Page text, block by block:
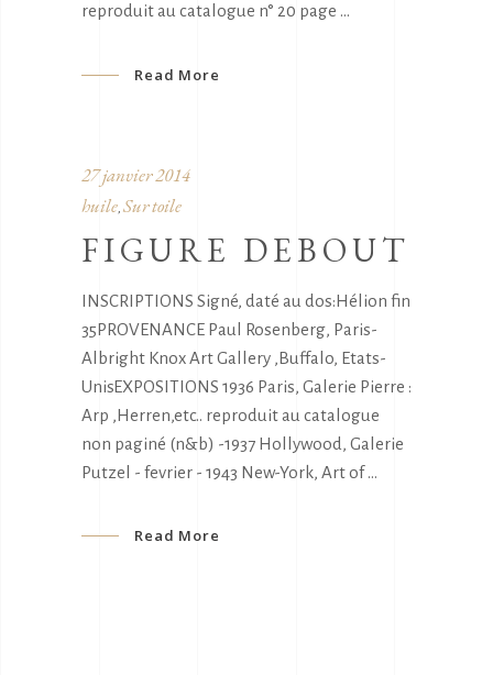
reproduit au catalogue n° 20 page
Read More
27 janvier 2014
huile Sur toile
FIGURE DEBOUT
INSCRIPTIONS Signé, daté au dos:Hélion fin
35PROVENANCE Paul Rosenberg, Paris-
Albright Knox Art Gallery ,Buffalo, Etats-
UnisEXPOSITIONS 1936 Paris, Galerie Pierre :
Arp ,Herren,etc.. reproduit au catalogue
non paginé (n&b) -1937 Hollywood, Galerie
Putzel - fevrier - 1943 New-York, Art of
Read More